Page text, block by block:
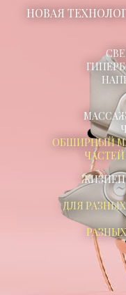
НОВАЯ
ОБШИРНЫЙ
ЧАСТЕЙ
ДЛЯ